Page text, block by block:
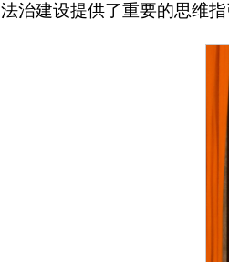
法治建设提供了重要的思维指